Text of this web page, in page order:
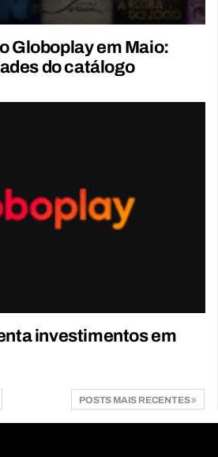
Globoplay em Maio:
do catálogo
investimentos em
POSTS MAIS RECENTES